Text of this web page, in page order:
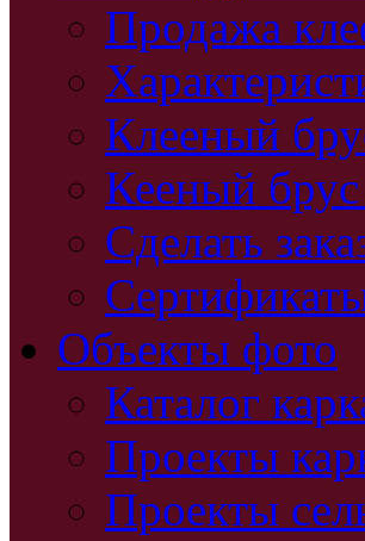
Продажа
Клееный
Кееный
Сделать
Объекты фото
Каталог
Проекты
Проекты